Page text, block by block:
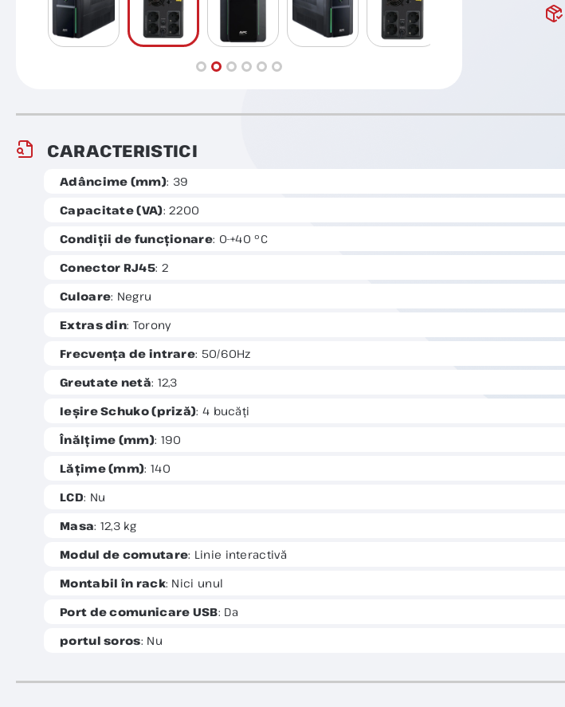
CARACTERISTICI
Adâncime (mm): 39
Capacitate (VA): 2200
Condiții de funcționare: 0-+40 °C
Conector RJ45: 2
Culoare: Negru
Extras din: Torony
Frecvența de intrare: 50/60Hz
Greutate netă: 12,3
Ieșire Schuko (priză): 4 bucăți
Înălțime (mm): 190
Lățime (mm): 140
LCD: Nu
Masa: 12,3 kg
Modul de comutare: Linie interactivă
Montabil în rack: Nici unul
Port de comunicare USB: Da
portul soros: Nu